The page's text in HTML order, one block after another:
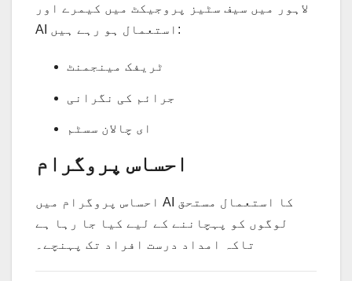
لاہور میں سیف سٹیز پروجیکٹ میں کیمرے اور
AI استعمال ہو رہے ہیں:
ٹریفک مینجمنٹ
جرائم کی نگرانی
ای چالان سسٹم
احساس پروگرام
احساس پروگرام میں AI کا استعمال مستحق
لوگوں کو پہچاننے کے لیے کیا جا رہا ہے
تاکہ امداد درست افراد تک پہنچے۔